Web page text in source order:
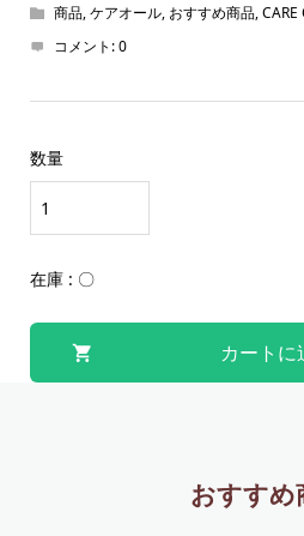
商品,ケアオール, おすすめ商品,CARE
コメント:0
数量
在庫 : 〇
おすすめ